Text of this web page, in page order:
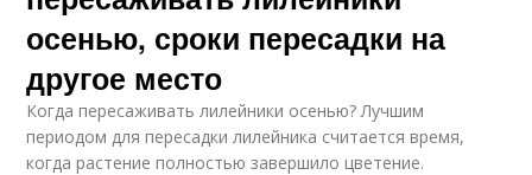
осенью, сроки пересадки на
другое место
Когда пересаживать лилейники осенью? Лучшим
периодом для пересадки лилейника считается время,
когда растение полностью завершило цветение.